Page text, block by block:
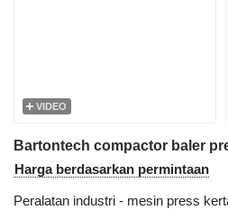
VIDEO
Bartontech compactor baler
Harga berdasarkan permintaan
Peralatan industri - mesin press